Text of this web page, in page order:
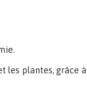
les plantes, grâce à